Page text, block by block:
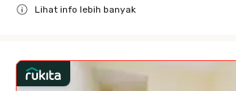
Lihat info lebih banyak